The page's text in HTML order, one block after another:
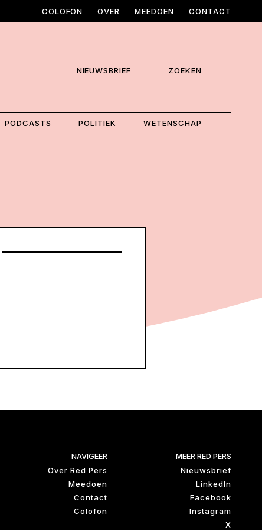
COLOFON OVER MEEDOEN CONTACT
NIEUWSBRIEF ZOEKEN
PODCASTS POLITIEK WETENSCHAP
NAVIGEER
Over Red Pers
Meedoen
Contact
Colofon
MEER RED PERS
Nieuwsbrief
LinkedIn
Facebook
Instagram
X